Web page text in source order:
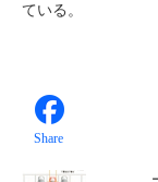
ている。
Share